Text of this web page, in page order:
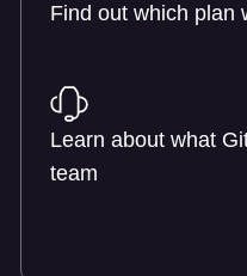
Find out which plan
Learn about what
team